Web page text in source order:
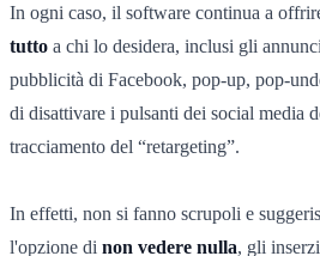
In ogni caso, il software continua a
tutto a chi lo desidera, inclusi gli
pubblicità di Facebook, pop-up, pop-
di disattivare i pulsanti dei social media
tracciamento del “retargeting”.
In effetti, non si fanno scrupoli e
l'opzione di non vedere nulla, gli